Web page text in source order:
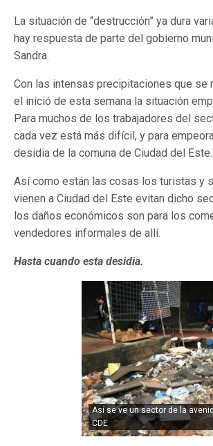
La situación de “destrucción” ya dura
hay respuesta de parte del gobierno
Sandra.
Con las intensas precipitaciones que se
el inició de esta semana la situación
Para muchos de los trabajadores del
cada vez está más difícil, y para
desidia de la comuna de Ciudad del Este.
Así como están las cosas los turistas y
vienen a Ciudad del Este evitan dicho
los daños económicos son para los
vendedores informales de allí.
Hasta cuando esta desidia.
Así se ve un sector de la
CDE